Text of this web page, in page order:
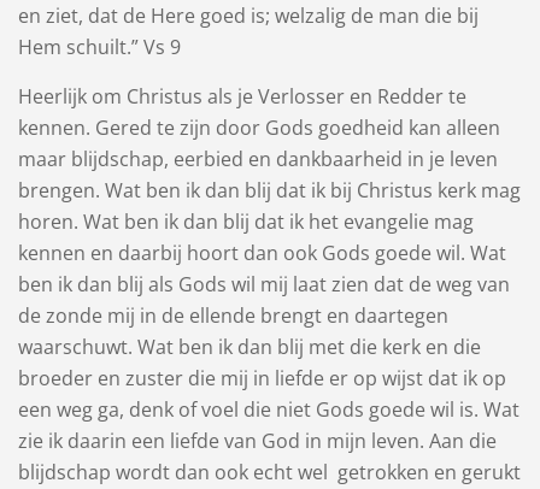
en ziet, dat de Here goed is; welzalig de man die bij
Hem schuilt.” Vs 9
Heerlijk om Christus als je Verlosser en Redder te
kennen. Gered te zijn door Gods goedheid kan alleen
maar blijdschap, eerbied en dankbaarheid in je leven
brengen. Wat ben ik dan blij dat ik bij Christus kerk mag
horen. Wat ben ik dan blij dat ik het evangelie mag
kennen en daarbij hoort dan ook Gods goede wil. Wat
ben ik dan blij als Gods wil mij laat zien dat de weg van
de zonde mij in de ellende brengt en daartegen
waarschuwt. Wat ben ik dan blij met die kerk en die
broeder en zuster die mij in liefde er op wijst dat ik op
een weg ga, denk of voel die niet Gods goede wil is. Wat
zie ik daarin een liefde van God in mijn leven. Aan die
blijdschap wordt dan ook echt wel getrokken en gerukt